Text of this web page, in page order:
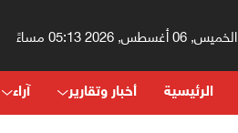
الخميس, 06 أغسطس, 2026 05:13 مساءً
الرئيسية أخبار وتقارير آراء